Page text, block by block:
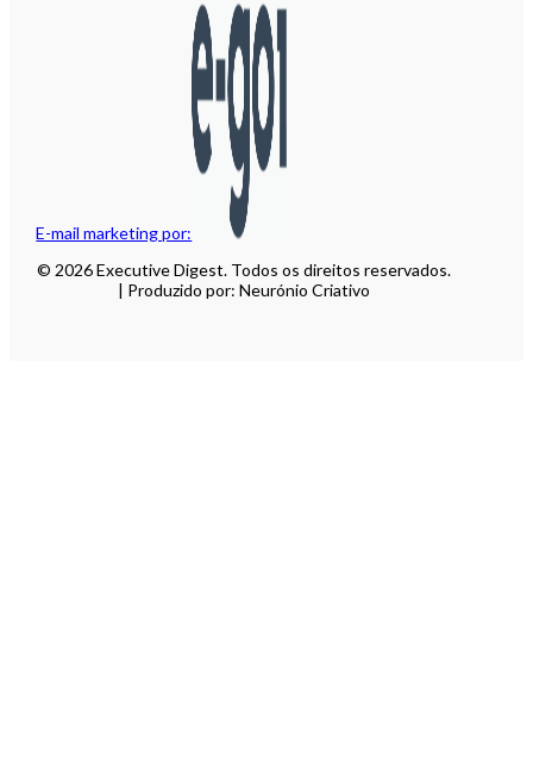
E-mail marketing por:
© 2026 Executive Digest. Todos os direitos reservados.
| Produzido por: Neurónio Criativo